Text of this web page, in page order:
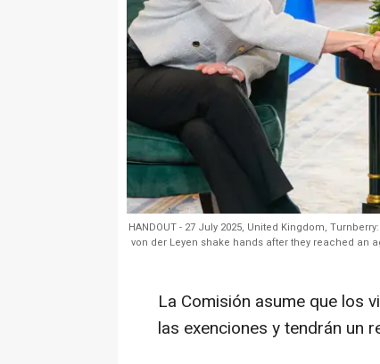
HANDOUT - 27 July 2025, United Kingdom,
von der Leyen shake hands after they reached an
La Comisión asume que los
las exenciones y tendrán un